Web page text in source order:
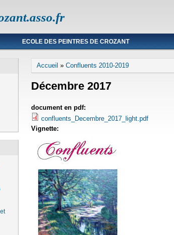
ECOLE DES PEINTRES DE CROZANT
Vous êtes ici
Accueil » Confluents 2010-2019
Décembre 2017
document en pdf:
confluents_Decembre_2017_light.pdf
Vignette: